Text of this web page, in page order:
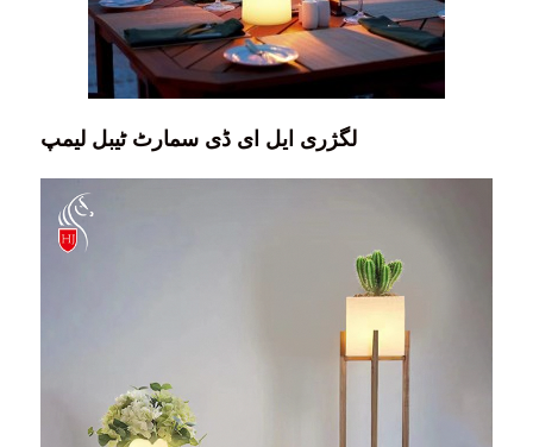
لگژری ایل ای ڈی سمارٹ ٹیبل لیمپ